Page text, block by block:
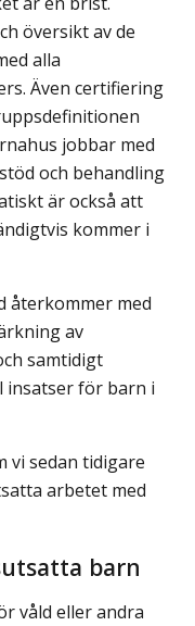
översikt av de
alla
Även certifiering
jobbar med
och behandling
är också att
kommer i
återkommer med
av
samtidigt
insatser för barn i
vi sedan tidigare
arbetet med
barn
våld eller andra